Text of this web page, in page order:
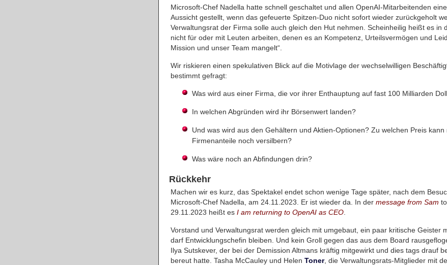
Microsoft-Chef Nadella hatte schnell geschaltet und allen OpenAI-Mitarbeitenden
Aussicht gestellt, wenn das gefeuerte Spitzen-Duo nicht sofort wieder zurückgeholt
Verwaltungsrat der Firma solle auch gleich den Hut nehmen. Scheinheilig heißt es in
nicht für oder mit Leuten arbeiten, denen es an Kompetenz, Urteilsvermögen und
Mission und unser Team mangelt“.
Wir riskieren einen spekulativen Blick auf die Motivlage der wechselwilligen
bestimmt gefragt:
Was wird aus einer Firma, die vor ihrer Enthauptung auf fast 100 Milliarden
In welchen Abgründen wird ihr Börsenwert landen?
Und was wird aus den Gehältern und Aktien-Optionen? Zu welchen Preis
Firmenanteile noch versilbern?
Was wäre noch an Abfindungen drin?
Rückkehr
Machen wir es kurz, das Spektakel endet schon wenige Tage später, nach dem
Microsoft-Chef Nadella, am 24.11.2023. Er ist wieder da. In der message from Sam
29.11.2023 heißt es I am returning to OpenAI as CEO.
Vorstand und Verwaltungsrat werden gleich mit umgebaut, ein paar kritische Geister
darf Entwicklungschefin bleiben. Und kein Groll gegen das aus dem Board
Ilya Sutskever, der bei der Demission Altmans kräftig mitgewirkt und dies tags drauf
bereut hatte. Tasha McCauley und Helen Toner, die Verwaltungsrats-Mitglieder mit